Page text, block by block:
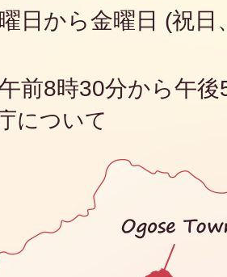
日から金曜日 (祝
前8時30分から午
について